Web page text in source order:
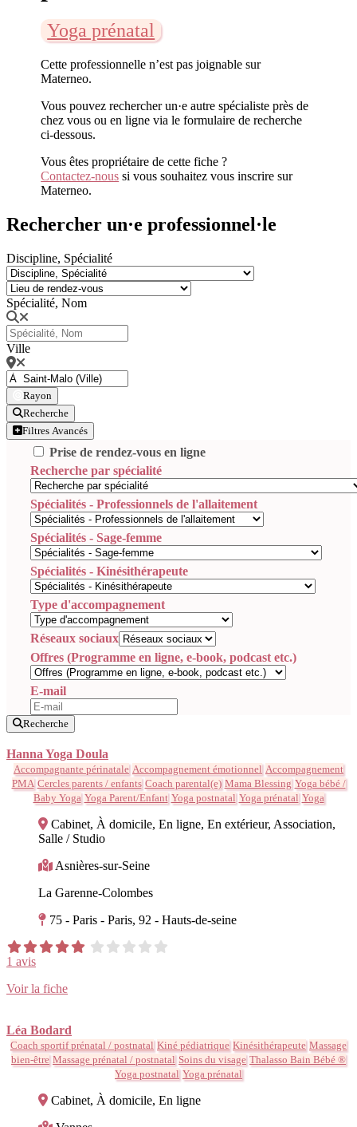
Yoga prénatal
Cette professionnelle n’est pas joignable sur
Materneo.
Vous pouvez rechercher un·e autre spécialiste près de
chez vous ou en ligne via le formulaire de recherche
ci-dessous.
Vous êtes propriétaire de cette fiche ?
Contactez-nous si vous souhaitez vous inscrire sur
Materneo.
Rechercher un·e professionnel·le
Discipline, Spécialité
Spécialité, Nom
Ville
Rayon
Recherche
Filtres Avancés
Prise de rendez-vous en ligne
Recherche par spécialité
Spécialités - Professionnels de l'allaitement
Spécialités - Sage-femme
Spécialités - Kinésithérapeute
Type d'accompagnement
Réseaux sociaux
Offres (Programme en ligne, e-book, podcast etc.)
E-mail
Recherche
Hanna Yoga Doula
Accompagnante périnatale Accompagnement émotionnel Accompagnement
PMA Cercles parents / enfants Coach parental(e) Mama Blessing Yoga bébé /
Baby Yoga Yoga Parent/Enfant Yoga postnatal Yoga prénatal Yoga
Cabinet, À domicile, En ligne, En extérieur, Association,
Salle / Studio
Asnières-sur-Seine
La Garenne-Colombes
75 - Paris - Paris, 92 - Hauts-de-seine
1 avis
Voir la fiche
Léa Bodard
Coach sportif prénatal / postnatal Kiné pédiatrique Kinésithérapeute Massage
bien-être Massage prénatal / postnatal Soins du visage Thalasso Bain Bébé ®
Yoga postnatal Yoga prénatal
Cabinet, À domicile, En ligne